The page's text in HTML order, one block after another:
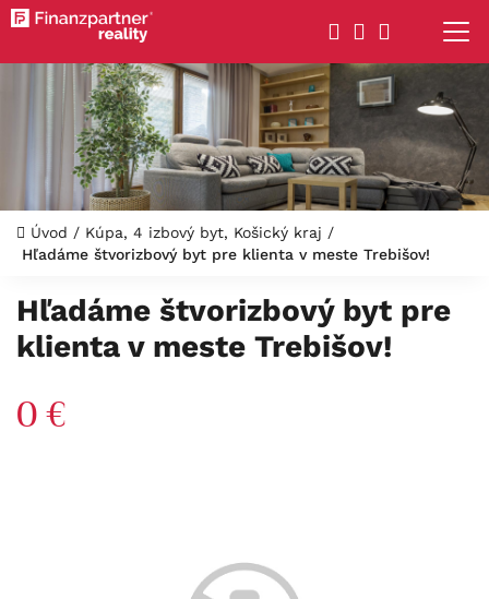
Úvod / Kúpa, 4 izbový byt, Košický kraj /
Hľadáme štvorizbový byt pre klienta v meste Trebišov!
Hľadáme štvorizbový byt pre
klienta v meste Trebišov!
0 €